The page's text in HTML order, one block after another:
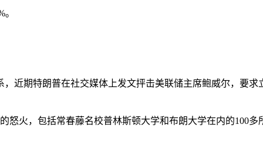
近期特朗普在社交媒体上发文抨击美联储主席鲍威尔，要
怒火，包括常春藤名校普林斯顿大学和布朗大学在内的100